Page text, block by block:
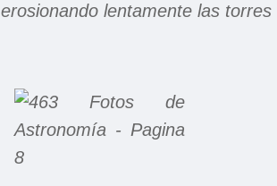
erosionando lentamente las